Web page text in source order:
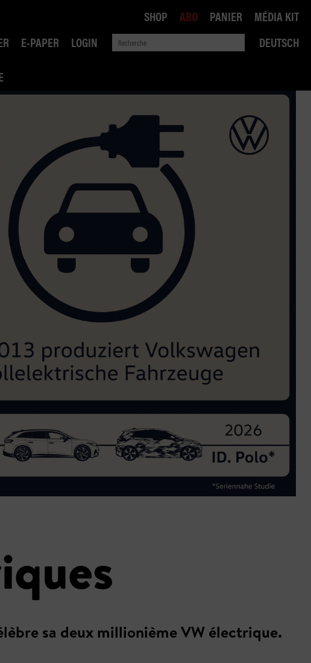
E-PAPER LOGIN
DEUTSCH
DES TRANSPORTS
SHOP ABO PANIER MÉDIA KIT
sa deux millionième VW électrique.